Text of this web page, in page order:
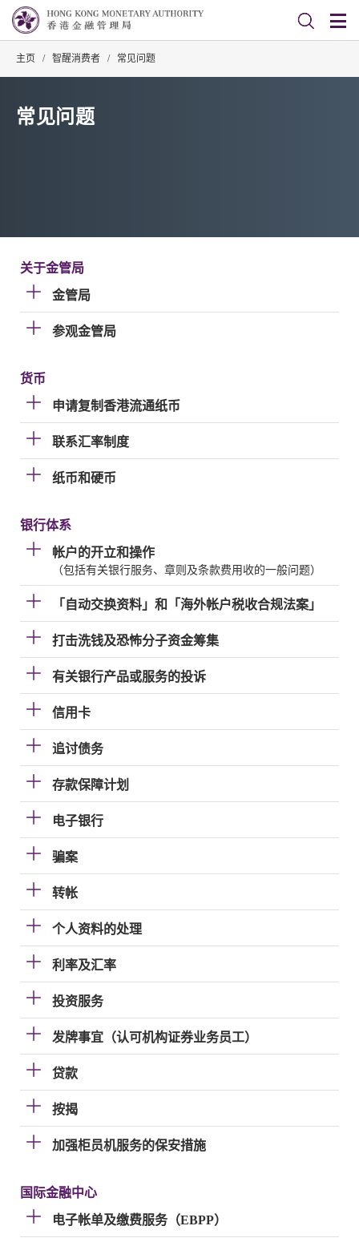
主页 / 智醒消费者 / 常见问题
常见问题
关于金管局
金管局
参观金管局
货币
申请复制香港流通纸币
联系汇率制度
纸币和硬币
银行体系
帐户的开立和操作
（包括有关银行服务、章则及条款费用收的一般问题）
「自动交换资料」和「海外帐户税收合规法案」
打击洗钱及恐怖分子资金筹集
有关银行产品或服务的投诉
信用卡
追讨债务
存款保障计划
电子银行
骗案
转帐
个人资料的处理
利率及汇率
投资服务
发牌事宜（认可机构证券业务员工）
贷款
按揭
加强柜员机服务的保安措施
国际金融中心
电子帐单及缴费服务（EBPP）